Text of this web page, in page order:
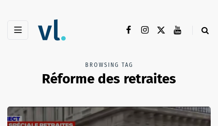
BROWSING TAG
Réforme des retraites